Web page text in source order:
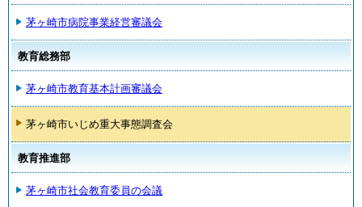
茅ヶ崎市病院事業経営審議会
教育総務部
茅ヶ崎市教育基本計画審議会
茅ヶ崎市いじめ重大事態調査会
教育推進部
茅ヶ崎市社会教育委員の会議